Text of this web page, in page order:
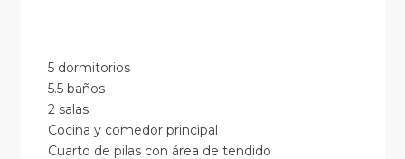
5 dormitorios
5.5 baños
2 salas
Cocina y comedor principal
Cuarto de pilas con área de tendido